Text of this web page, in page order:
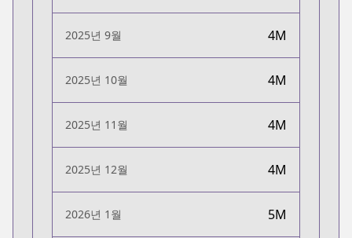
2025년 9월 4M
2025년 10월 4M
2025년 11월 4M
2025년 12월 4M
2026년 1월 5M